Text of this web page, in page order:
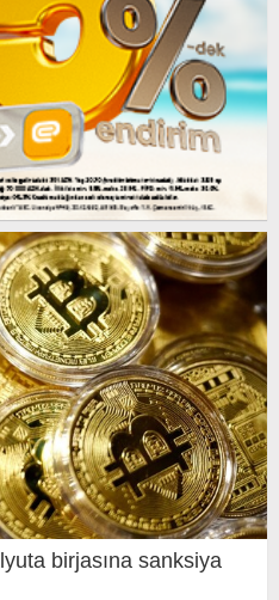
birjasına sanksiya